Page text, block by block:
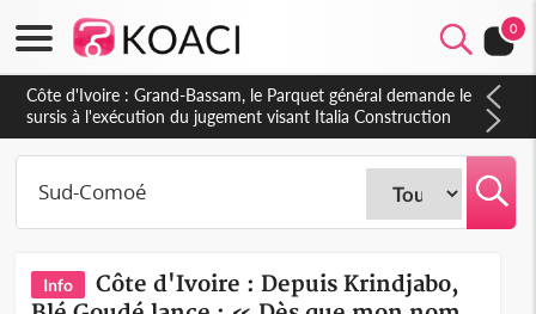
0
Côte d'Ivoire : Grand-Bassam, le Parquet général demande le
sursis à l'exécution du jugement visant Italia Construction
Info
Côte d'Ivoire : Depuis Krindjabo,